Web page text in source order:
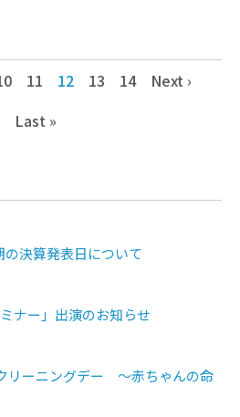
11 12 13 14
Next ›
Last »
の決算発表日について
ナー」出演のお知らせ
リーニングデー ～赤ちゃんの命